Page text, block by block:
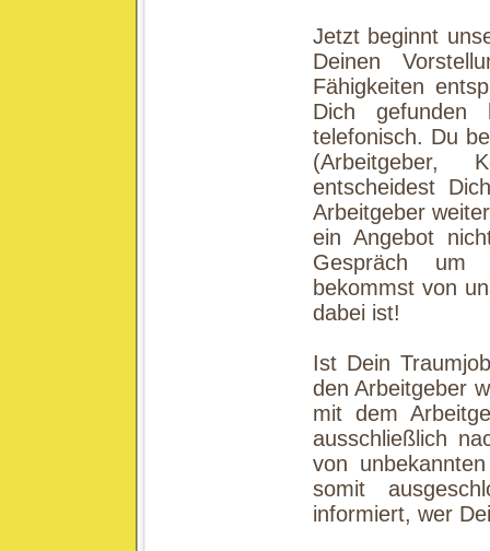
Jetzt beginnt
Deinen
Fähigkeiten
Dich gefunden
telefonisch. Du
(Arbeitgeber,
entscheidest
Arbeitgeber
ein Angebot
Gespräch um
bekommst von
dabei ist!
Ist Dein
den Arbeitgeber
mit dem
ausschließlich
von
somit
informiert, wer